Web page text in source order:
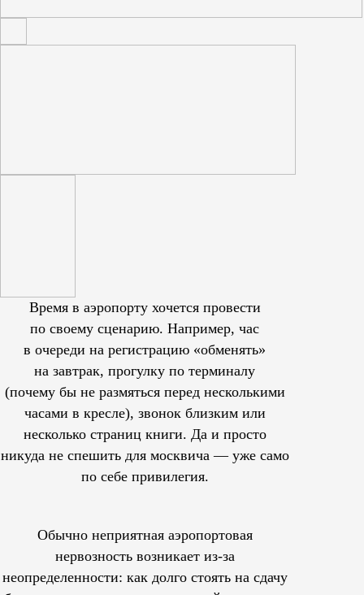
Время в аэропорту хочется провести
по своему сценарию. Например, час
в очереди на регистрацию «обменять»
на завтрак, прогулку по терминалу
(почему бы не размяться перед несколькими
часами в кресле), звонок близким или
несколько страниц книги. Да и просто
никуда не спешить для москвича — уже само
по себе привилегия.
Обычно неприятная аэропортовая
нервозность возникает из-за
неопределенности: как долго стоять на сдачу